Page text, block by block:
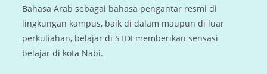
Bahasa Arab sebagai bahasa pengantar resmi di
lingkungan kampus, baik di dalam maupun di luar
perkuliahan, belajar di STDI memberikan sensasi
belajar di kota Nabi.